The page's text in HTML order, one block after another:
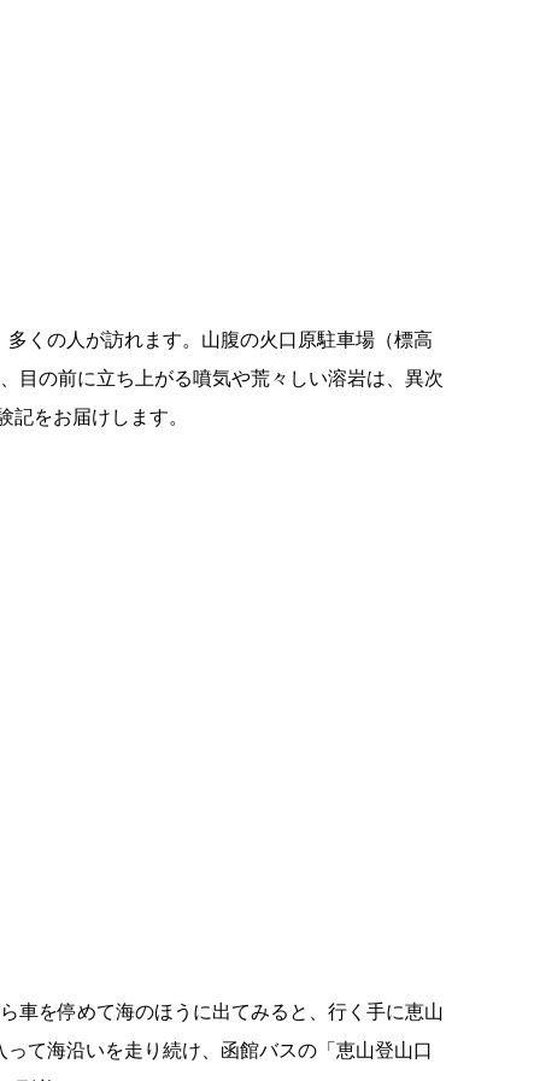
くの人が訪れます。山腹の火口原駐車場（標高
目の前に立ち上がる噴気や荒々しい溶岩は、異次
をお届けします。
車を停めて海のほうに出てみると、行く手に恵山
て海沿いを走り続け、函館バスの「恵山登山口